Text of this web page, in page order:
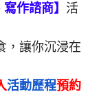
作諮商】 活
，讓你沉浸在
活動歷程預約